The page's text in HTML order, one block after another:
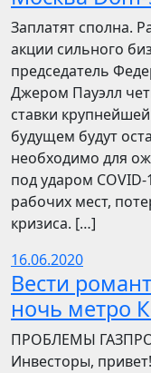
Заплатят сполна.
акции сильного
председатель
Джером Пауэлл
ставки
будущем будут
необходимо для
под ударом
рабочих мест,
кризиса. […]
16.06.2020
Вести
ночь метро
ПРОБЛЕМЫ
Инвесторы,